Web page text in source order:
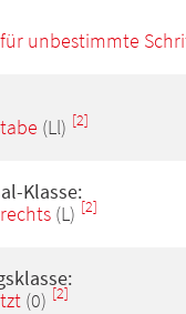
unbestimmte
(Ll) [2]
Klasse:
(L) [2]
(0) [2]